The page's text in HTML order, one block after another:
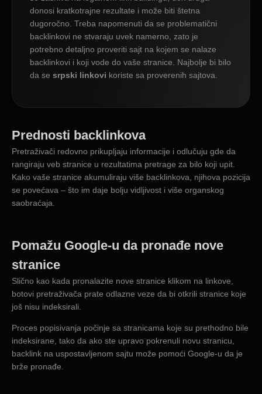
donosi kratkotrajne rezultate i može biti štetna
dugoročno. Treba napomenuti da se problematični
backlinkovi ne stvaraju uvek namerno, zato je
potrebno detaljno proveriti sajt na kojem se nalaze
backlinkovi i koji vode do vaše stranice. Najbolje bi bilo
da se srpski linkovi koriste sa proverenih sajtova.
Prednosti backlinkova
Pretraživači redovno prikupljaju informacije i odlučuju gde da
rangiraju veb stranice u rezultatima pretrage za bilo koji upit.
Kako vaše stranice akumuliraju više backlinkova, njihova pozicija
se povećava – što im daje bolju vidljivost i više organskog
saobraćaja.
Pomažu Google-u da pronađe nove
stranice
Slično kao kada pronalazite nove stranice klikom na linkove,
botovi pretraživača prate odlazne veze da bi otkrili stranice koje
još nisu indeksirali.
Proces popisivanja počinje sa stranicama koje su prethodno bile
indeksirane, tako da ako ste upravo pokrenuli novu stranicu,
backlink na uspostavljenom sajtu može pomoći Google-u da je
brže pronađe.